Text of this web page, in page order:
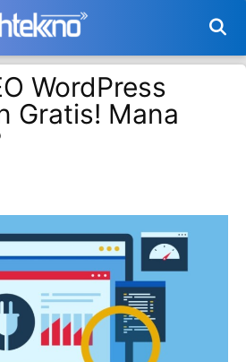
WordPress
Gratis! Mana